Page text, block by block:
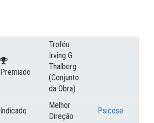
Premiado
Troféu
Irving G.
Thalberg
(Conjunto
da Obra)
Indicado
Melhor
Direção
Psicose